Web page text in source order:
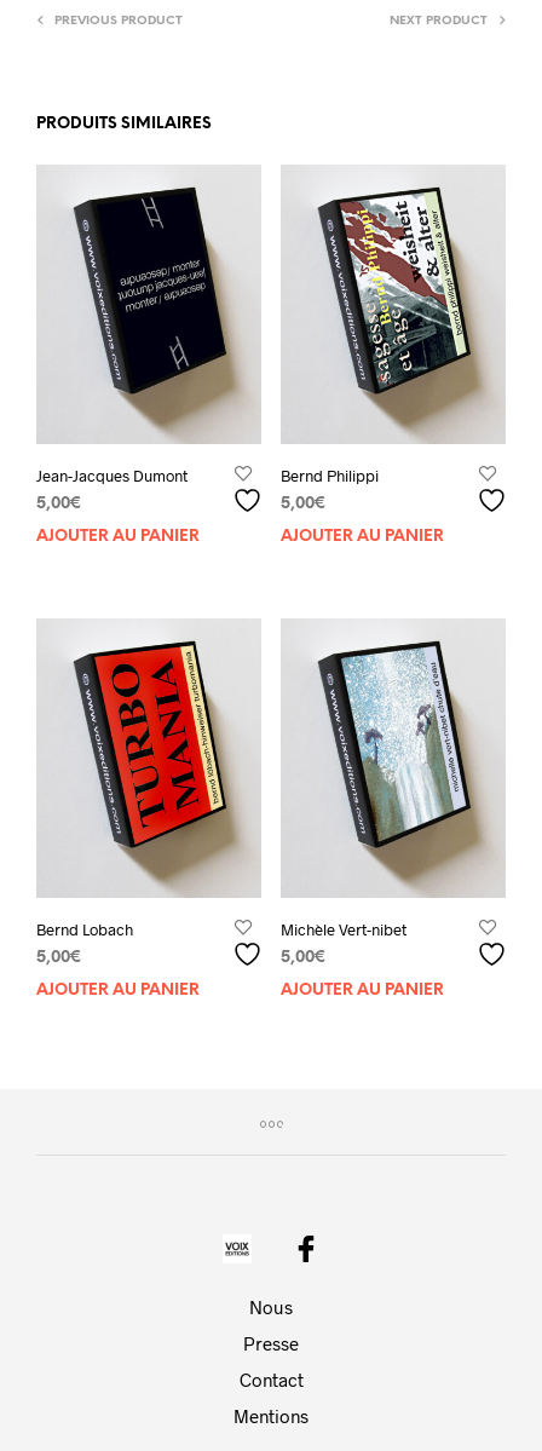
PREVIOUS PRODUCT NEXT PRODUCT
PRODUITS SIMILAIRES
Jean-Jacques Dumont
5,00€
AJOUTER AU PANIER
Bernd Philippi
5,00€
AJOUTER AU PANIER
Bernd Lobach
5,00€
AJOUTER AU PANIER
Michèle Vert-nibet
5,00€
AJOUTER AU PANIER
Nous
Presse
Contact
Mentions